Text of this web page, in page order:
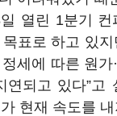
열린 1분기 컨
표로 하고 있
세에 따른 원가
되고 있다”고
현재 속도를